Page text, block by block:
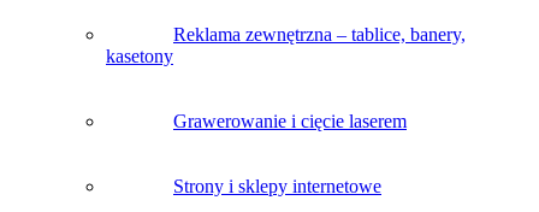
Reklama zewnętrzna – tablice, banery,
kasetony
Grawerowanie i cięcie laserem
Strony i sklepy internetowe